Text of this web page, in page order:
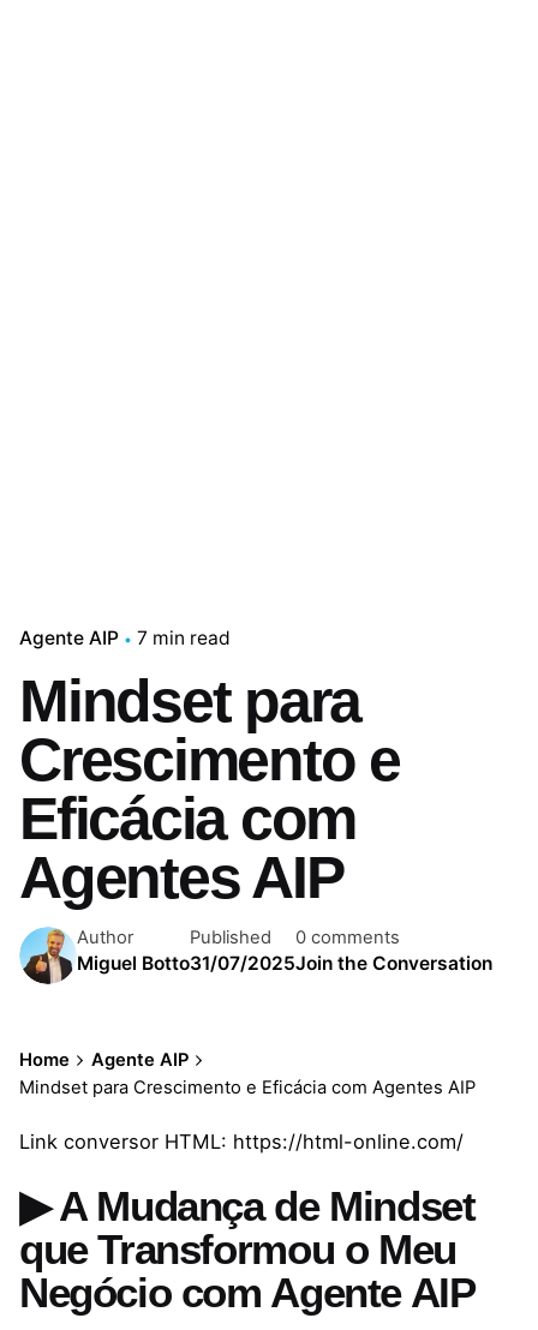
Agente AIP 7 min read
Mindset para
Crescimento e
Eficácia com
Agentes AIP
Author
Miguel Botto
Published
31/07/2025
0 comments
Join the Conversation
Home
Agente AIP
Mindset para Crescimento e Eficácia com Agentes AIP
Link conversor HTML: https://html-online.com/
▶ A Mudança de Mindset
que Transformou o Meu
Negócio com Agente AIP